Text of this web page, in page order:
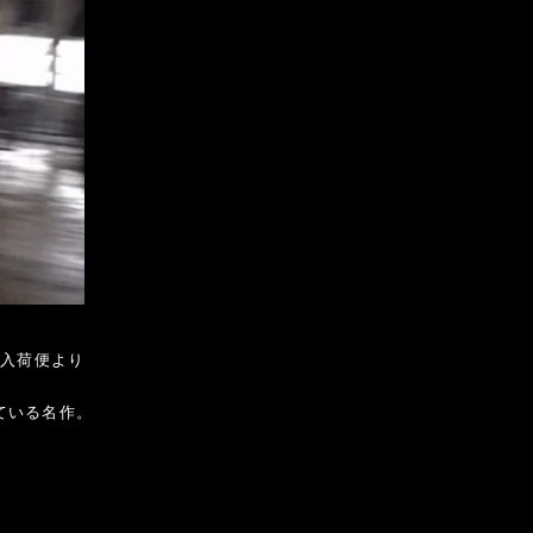
荷便より
る名作。